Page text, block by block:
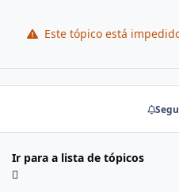
Este tópico está
Ir para a lista de tópicos